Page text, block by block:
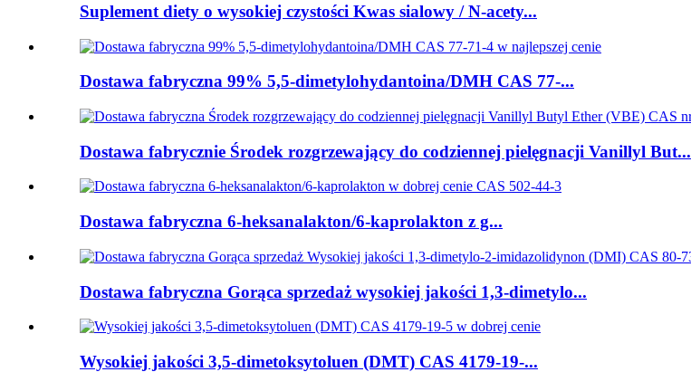
Suplement diety o wysokiej czystości Kwas sialowy / N-acety...
Dostawa fabryczna 99% 5,5-dimetylohydantoina/DMH CAS 77-...
Dostawa fabrycznie Środek rozgrzewający do codziennej pielęgnacji Vanillyl But...
Dostawa fabryczna 6-heksanalakton/6-kaprolakton z g...
Dostawa fabryczna Gorąca sprzedaż wysokiej jakości 1,3-dimetylo...
Wysokiej jakości 3,5-dimetoksytoluen (DMT) CAS 4179-19-...